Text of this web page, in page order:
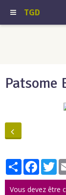
TGD
Patsome
Partager
Vous devez être